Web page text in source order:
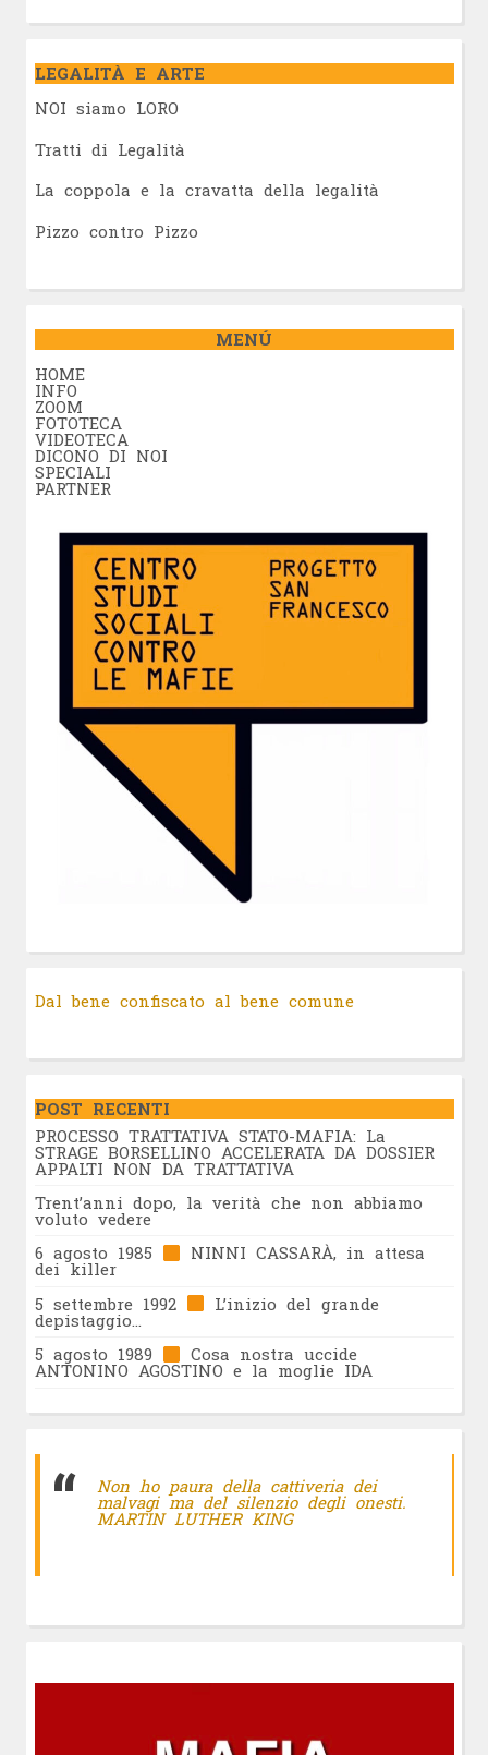
LEGALITÀ E ARTE
NOI siamo LORO
Tratti di Legalità
La coppola e la cravatta della legalità
Pizzo contro Pizzo
MENÚ
HOME
INFO
ZOOM
FOTOTECA
VIDEOTECA
DICONO DI NOI
SPECIALI
PARTNER
Dal bene confiscato al bene comune
POST RECENTI
PROCESSO TRATTATIVA STATO-MAFIA: La
STRAGE BORSELLINO ACCELERATA DA DOSSIER
APPALTI NON DA TRATTATIVA
Trent’anni dopo, la verità che non abbiamo
voluto vedere
6 agosto 1985
NINNI CASSARÀ, in attesa
dei killer
5 settembre 1992
L’inizio del grande
depistaggio…
5 agosto 1989
Cosa nostra uccide
ANTONINO AGOSTINO e la moglie IDA
Non ho paura della cattiveria dei
malvagi ma del silenzio degli onesti.
MARTIN LUTHER KING